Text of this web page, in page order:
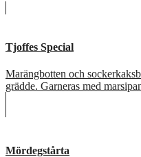
Tjoffes Special
Marängbotten och
grädde. Garneras med
Mördegstårta